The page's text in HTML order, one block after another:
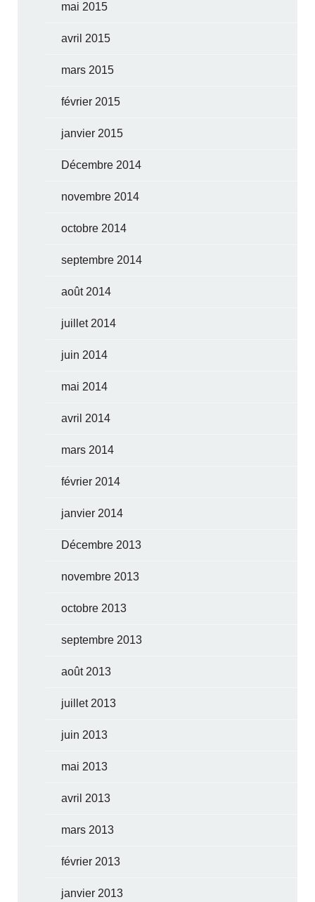
mai 2015
avril 2015
mars 2015
février 2015
janvier 2015
Décembre 2014
novembre 2014
octobre 2014
septembre 2014
août 2014
juillet 2014
juin 2014
mai 2014
avril 2014
mars 2014
février 2014
janvier 2014
Décembre 2013
novembre 2013
octobre 2013
septembre 2013
août 2013
juillet 2013
juin 2013
mai 2013
avril 2013
mars 2013
février 2013
janvier 2013